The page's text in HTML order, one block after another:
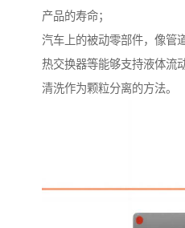
产品的寿命；
汽车上的被动零部件，像管
热交换器等能够支持液体流
清洗作为颗粒分离的方法。